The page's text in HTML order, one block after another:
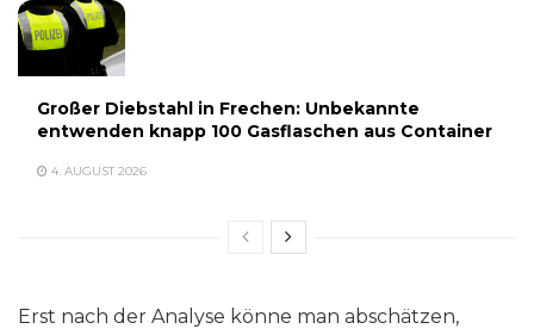
Großer Diebstahl in Frechen: Unbekannte
entwenden knapp 100 Gasflaschen aus Container
4. AUGUST 2026
Erst nach der Analyse könne man abschätzen,